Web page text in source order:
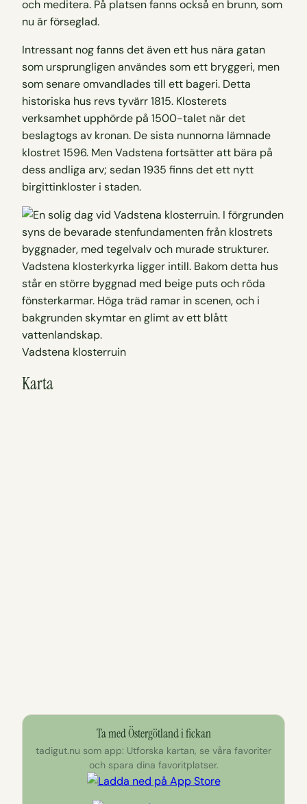
och meditera. På platsen fanns också en brunn, som
nu är förseglad.
Intressant nog fanns det även ett hus nära gatan
som ursprungligen användes som ett bryggeri, men
som senare omvandlades till ett bageri. Detta
historiska hus revs tyvärr 1815. Klosterets
verksamhet upphörde på 1500-talet när det
beslagtogs av kronan. De sista nunnorna lämnade
klostret 1596. Men Vadstena fortsätter att bära på
dess andliga arv; sedan 1935 finns det ett nytt
birgittinkloster i staden.
Vadstena klosterruin
Karta
Ta med Östergötland i fickan
tadigut.nu som app: Utforska kartan, se våra favoriter
och spara dina favoritplatser.